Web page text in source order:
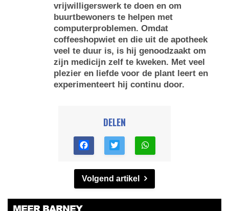
vrijwilligerswerk te doen en om
buurtbewoners te helpen met
computerproblemen. Omdat
coffeeshopwiet en die uit de apotheek
veel te duur is, is hij genoodzaakt om
zijn medicijn zelf te kweken. Met veel
plezier en liefde voor de plant leert en
experimenteert hij continu door.
DELEN
Volgend artikel